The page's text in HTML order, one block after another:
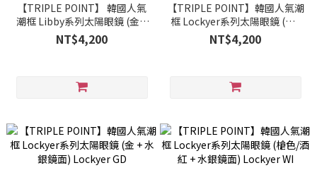
【TRIPLE POINT】 韓國人氣
潮框 Libby系列太陽眼鏡 (金 +
黑 ) Libby BK GD
NT$4,200
【TRIPLE POINT】韓國人氣潮
框 Lockyer系列太陽眼鏡 (黑 )
Lockyer BK
NT$4,200